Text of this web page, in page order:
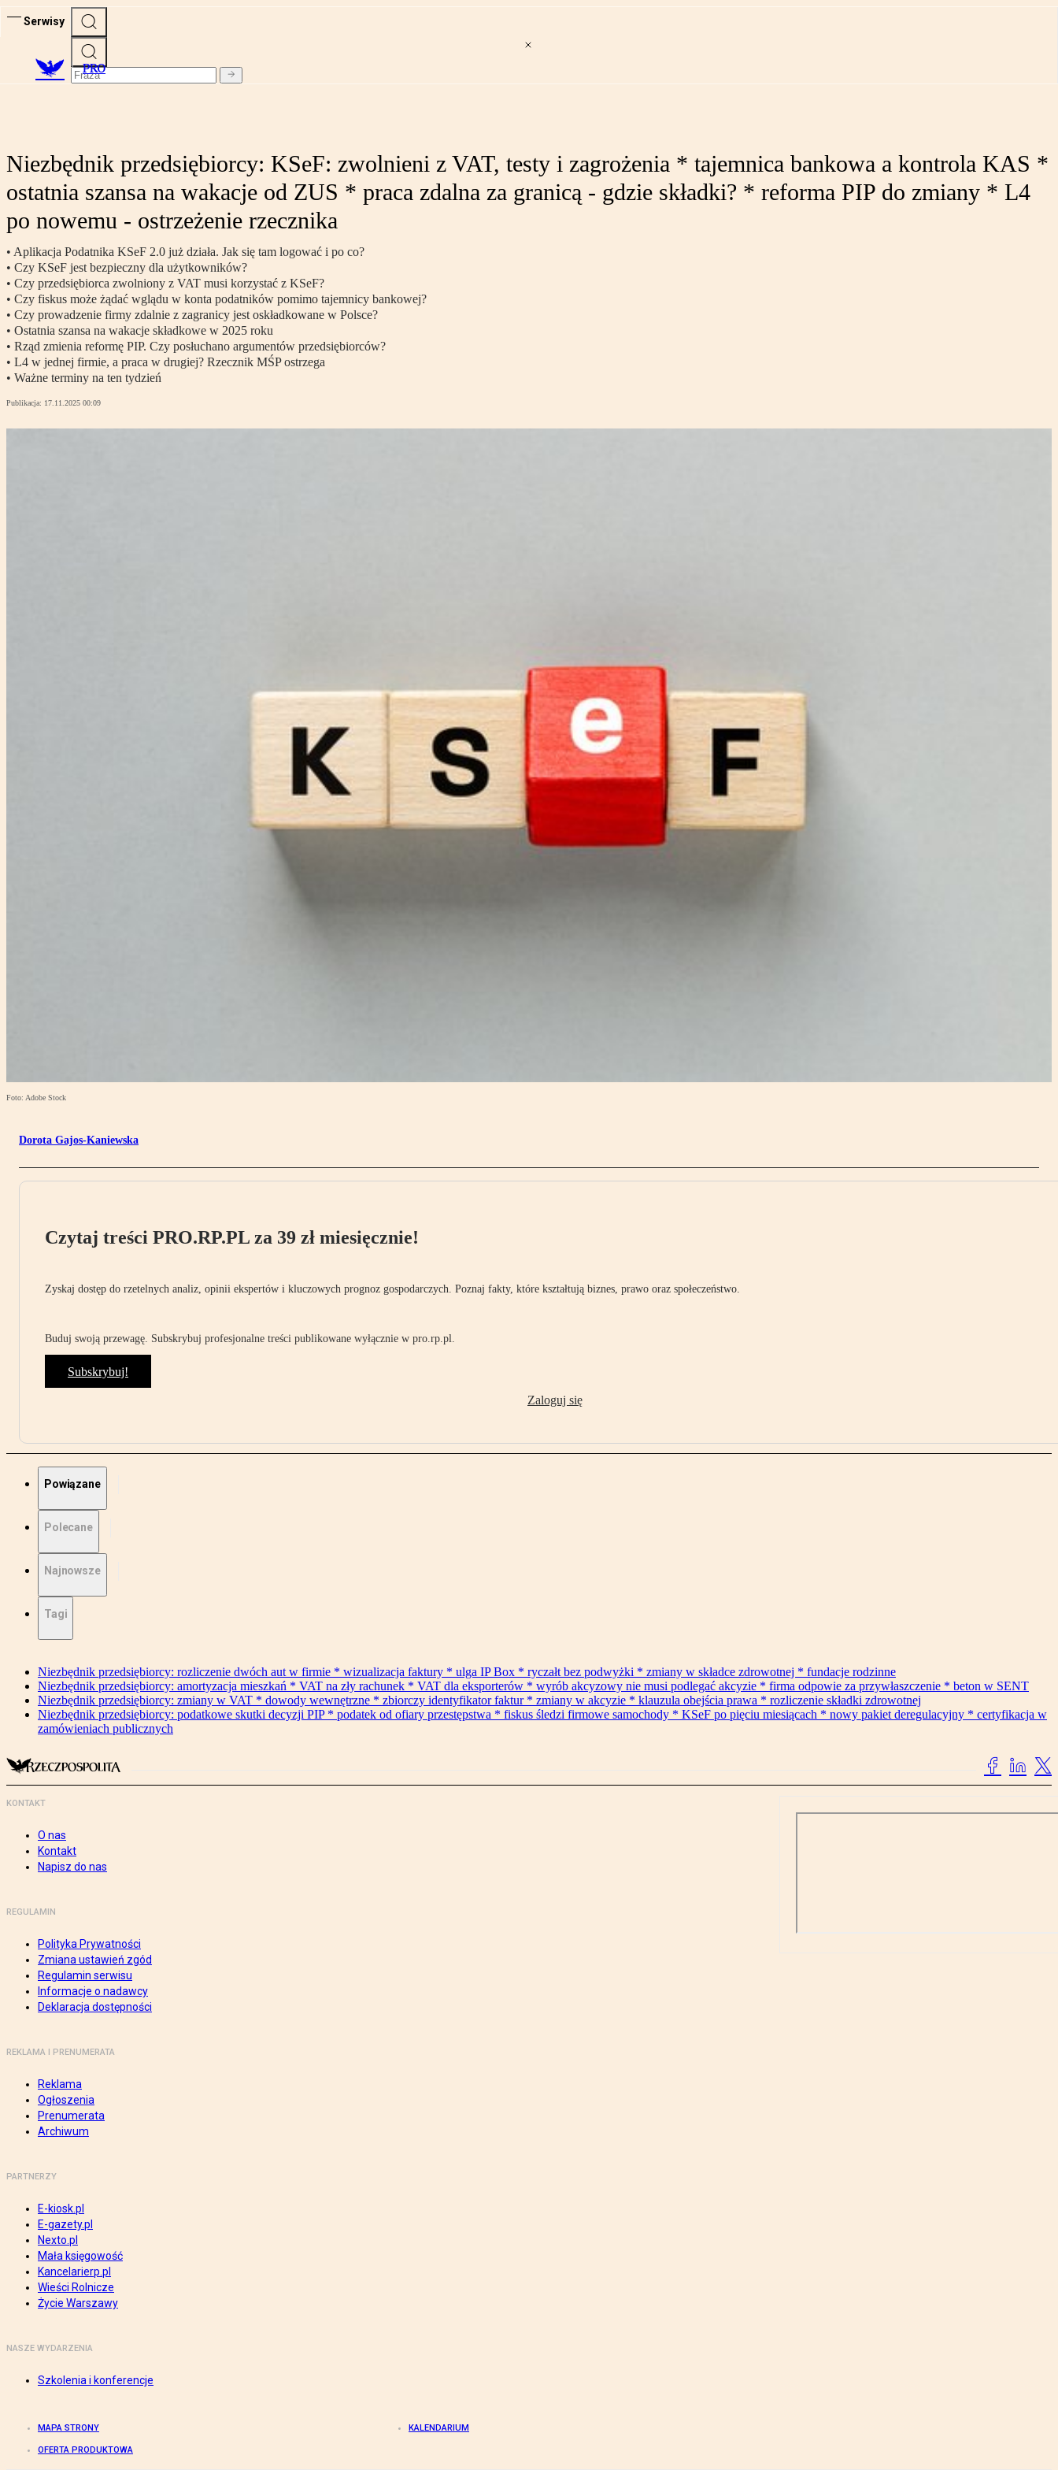
Serwisy
PRO
Niezbędnik przedsiębiorcy: KSeF: zwolnieni z VAT, testy i zagrożenia * tajemnica bankowa a kontrola KAS *
ostatnia szansa na wakacje od ZUS * praca zdalna za granicą - gdzie składki? * reforma PIP do zmiany * L4
po nowemu - ostrzeżenie rzecznika
• Aplikacja Podatnika KSeF 2.0 już działa. Jak się tam logować i po co?
• Czy KSeF jest bezpieczny dla użytkowników?
• Czy przedsiębiorca zwolniony z VAT musi korzystać z KSeF?
• Czy fiskus może żądać wglądu w konta podatników pomimo tajemnicy bankowej?
• Czy prowadzenie firmy zdalnie z zagranicy jest oskładkowane w Polsce?
• Ostatnia szansa na wakacje składkowe w 2025 roku
• Rząd zmienia reformę PIP. Czy posłuchano argumentów przedsiębiorców?
• L4 w jednej firmie, a praca w drugiej? Rzecznik MŚP ostrzega
• Ważne terminy na ten tydzień
Publikacja: 17.11.2025 00:09
Foto: Adobe Stock
Dorota Gajos-Kaniewska
Czytaj treści PRO.RP.PL za 39 zł miesięcznie!
Zyskaj dostęp do rzetelnych analiz, opinii ekspertów i kluczowych prognoz gospodarczych. Poznaj fakty, które kształtują biznes, prawo oraz społeczeństwo.
Buduj swoją przewagę. Subskrybuj profesjonalne treści publikowane wyłącznie w pro.rp.pl.
Subskrybuj!
Zaloguj się
Powiązane
Polecane
Najnowsze
Tagi
Niezbędnik przedsiębiorcy: rozliczenie dwóch aut w firmie * wizualizacja faktury * ulga IP Box * ryczałt bez podwyżki * zmiany w składce zdrowotnej * fundacje rodzinne
Niezbędnik przedsiębiorcy: amortyzacja mieszkań * VAT na zły rachunek * VAT dla eksporterów * wyrób akcyzowy nie musi podlegać akcyzie * firma odpowie za przywłaszczenie * beton w SENT
Niezbędnik przedsiębiorcy: zmiany w VAT * dowody wewnętrzne * zbiorczy identyfikator faktur * zmiany w akcyzie * klauzula obejścia prawa * rozliczenie składki zdrowotnej
Niezbędnik przedsiębiorcy: podatkowe skutki decyzji PIP * podatek od ofiary przestępstwa * fiskus śledzi firmowe samochody * KSeF po pięciu miesiącach * nowy pakiet deregulacyjny * certyfikacja w
zamówieniach publicznych
KONTAKT
O nas
Kontakt
Napisz do nas
REGULAMIN
Polityka Prywatności
Zmiana ustawień zgód
Regulamin serwisu
Informacje o nadawcy
Deklaracja dostępności
REKLAMA I PRENUMERATA
Reklama
Ogłoszenia
Prenumerata
Archiwum
PARTNERZY
E-kiosk.pl
E-gazety.pl
Nexto.pl
Mała księgowość
Kancelarierp.pl
Wieści Rolnicze
Życie Warszawy
NASZE WYDARZENIA
Szkolenia i konferencje
MAPA STRONY KALENDARIUM
OFERTA PRODUKTOWA